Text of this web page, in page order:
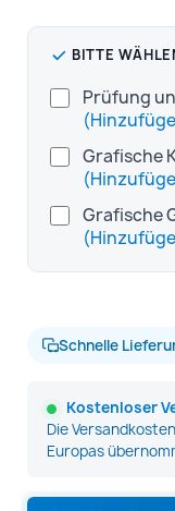
BITTE
Prüfung
Grafische
Grafische
Schnelle
Kostenloser
Die
Europas